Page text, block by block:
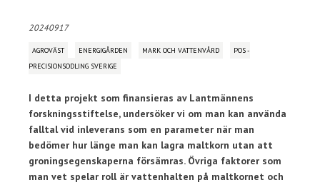
20240917
AGROVÄST ENERGIGÅRDEN MARK OCH VATTENVÅRD
POS -
PRECISIONSODLING SVERIGE
I detta projekt som finansieras av Lantmännens
forskningsstiftelse, undersöker vi om man kan använda
falltal vid inleverans som en parameter när man
bedömer hur länge man kan lagra maltkorn utan att
groningsegenskaperna försämras. Övriga faktorer som
man vet spelar roll är vattenhalten på maltkornet och